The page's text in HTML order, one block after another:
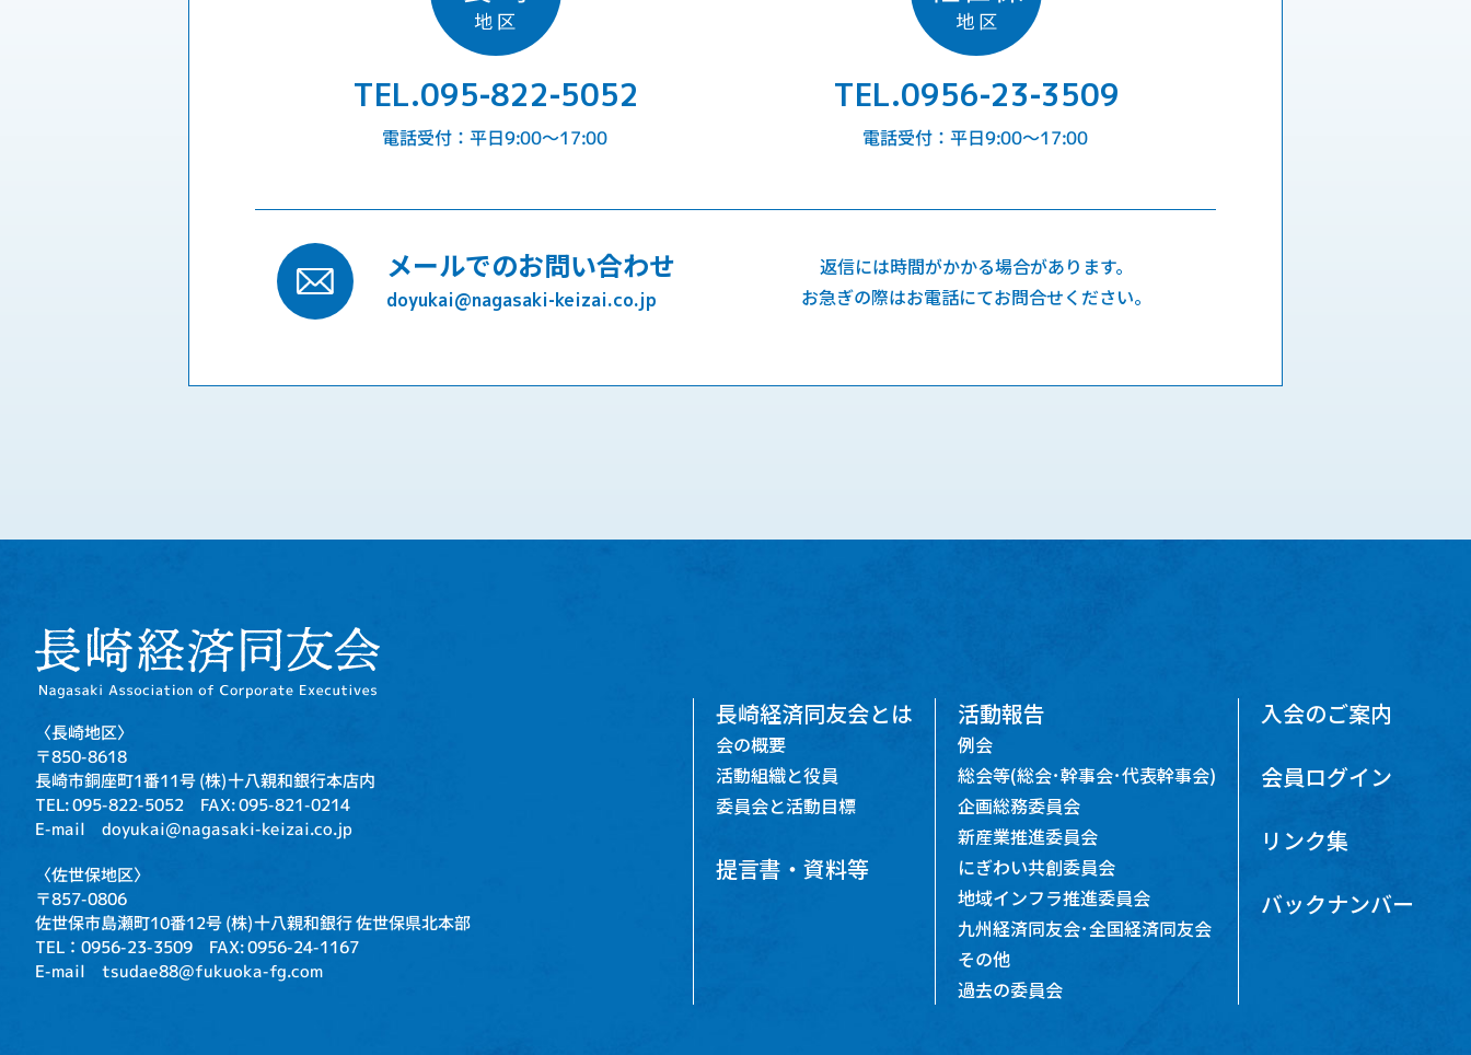
TEL.095-822-5052
電話受付：平日9:00〜17:00
TEL.0956-23-3509
電話受付：平日9:00〜17:00
メールでのお問い合わせ
doyukai@nagasaki-keizai.co.jp
返信には時間がかかる場合があります。
お急ぎの際はお電話にてお問合せください。
〈長崎地区〉
〒850-8618
長崎市銅座町1番11号(株)十八親和銀行本店内
TEL: 095-822-5052 FAX: 095-821-0214
E-mail doyukai@nagasaki-keizai.co.jp
〈佐世保地区〉
〒857-0806
佐世保市島瀬町10番12号(株)十八親和銀行 佐世保県北本部
TEL：0956-23-3509 FAX: 0956-24-1167
E-mail tsudae88@fukuoka-fg.com
長崎経済同友会とは
会の概要
活動組織と役員
委員会と活動目標
提言書・資料等
活動報告
例会
総会等(総会･幹事会･代表幹事会)
企画総務委員会
新産業推進委員会
にぎわい共創委員会
地域インフラ推進委員会
九州経済同友会･全国経済同友会
その他
過去の委員会
入会のご案内
会員ログイン
リンク集
バックナンバー